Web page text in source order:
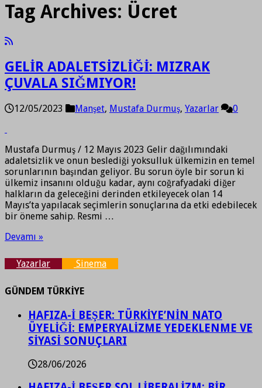
Tag Archives: Ücret
GELİR ADALETSİZLİĞİ: MIZRAK
ÇUVALA SIĞMIYOR!
12/05/2023 Manşet, Mustafa Durmuş, Yazarlar 0
Mustafa Durmuş / 12 Mayıs 2023 Gelir dağılımındaki
adaletsizlik ve onun beslediği yoksulluk ülkemizin en temel
sorunlarının başından geliyor. Bu sorun öyle bir sorun ki
ülkemiz insanını olduğu kadar, aynı coğrafyadaki diğer
halkların da geleceğini derinden etkileyecek olan 14
Mayıs’ta yapılacak seçimlerin sonuçlarına da etki edebilecek
bir öneme sahip. Resmi …
Devamı »
Yazarlar Sinema
GÜNDEM TÜRKİYE
HAFIZA-İ BEŞER: TÜRKİYE’NİN NATO
ÜYELİĞİ: EMPERYALİZME YEDEKLENME VE
SİYASİ SONUÇLARI
28/06/2026